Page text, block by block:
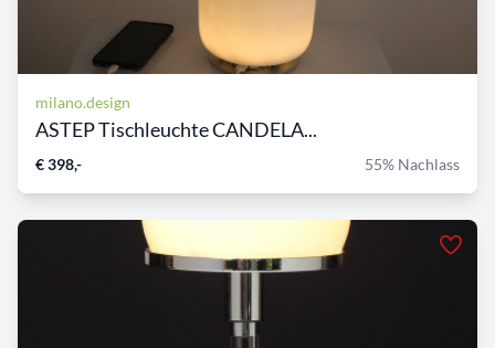
milano.design
ASTEP Tischleuchte CANDELA...
€ 398,- 55% Nachlass